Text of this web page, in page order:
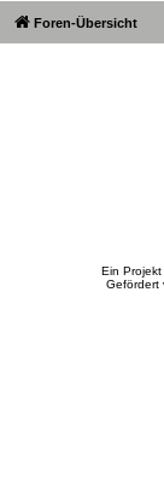
Foren-Übersicht
Ein
Gefördert